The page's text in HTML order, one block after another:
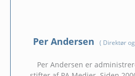
Per Andersen ( Direktør
Per Andersen er